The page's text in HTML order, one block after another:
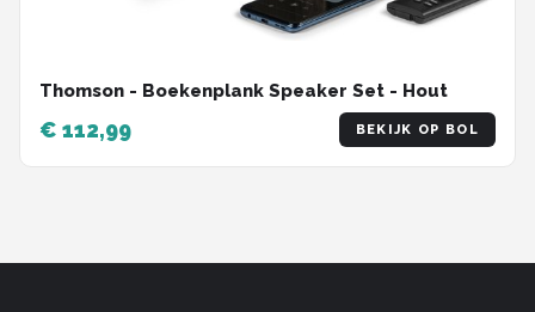
Thomson - Boekenplank Speaker Set - Hout
€ 112,99 BEKIJK OP BOL